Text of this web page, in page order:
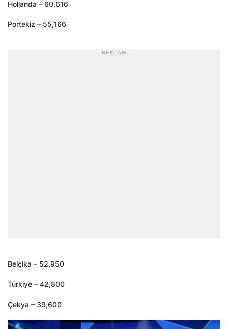
Hollanda – 60,616
Portekiz – 55,166
- REKLAM -
Belçika – 52,950
Türkiye – 42,800
Çekya – 39,600